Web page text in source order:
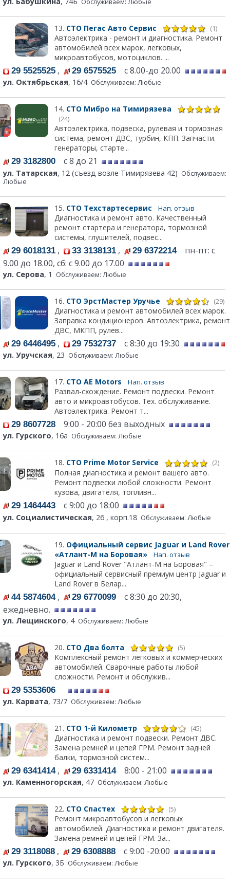
13. СТО Пегас Авто Сервис (1)
Автоэлектрика - ремонт и диагностика. Ремонт
автомобилей всех марок, легковых,
микроавтобусов, мотоциклов. ...
29 5525525 , 29 6575525 с 8.00-до 20.00
ул. Октябрьская, 16/4 Обслуживаем: Любые
14. СТО Мибро на Тимирязева
(24)
Автоэлектрика, подвеска, рулевая и тормозная
система, ремонт ДВС, турбин, КПП. Запчасти.
генераторы, старте...
29 3182800 с 8 до 21
ул. Татарская, 12 (съезд возле Тимирязева 42) Обслуживаем:
Любые
15. СТО Техстартесервис Нап. отзыв
Диагностика и ремонт авто. Качественный
ремонт стартера и генератора, тормозной
системы, глушителей, подвес...
29 6018131 , 33 3138131 , 29 6372214пн-пт: с
9.00 до 18.00, сб: с 9.00 до 17.00
ул. Серова, 1 Обслуживаем: Любые
16. СТО ЭрстМастер Уручье (29)
Диагностика и ремонт автомобилей всех марок.
Заправка кондиционеров. Автоэлектрика, ремонт
ДВС, МКПП, рулев...
29 6446495 , 29 7532737 с 8:30 до 19:30
ул. Уручская, 23 Обслуживаем: Любые
17. СТО АЕ Моtors Нап. отзыв
Развал-схождение. Ремонт подвески. Ремонт
авто и микроавтобусов. Тех. обслуживание.
Автоэлектрика. Ремонт т...
29 8607728 9:00 - 20:00 без выходных
ул. Гурского, 16а Обслуживаем: Любые
18. СТО Prime Motor Service (2)
Полная диагностика и ремонт вашего авто.
Ремонт подвески любой сложности. Ремонт
кузова, двигателя, топливн...
29 1464443 с 9:00 до 18:00
ул. Социалистическая, 26 , корп.18 Обслуживаем: Любые
19. Официальный сервис Jaguar и Land Rover
«Атлант-М на Боровая»
Нап. отзыв
Jaguar и Land Rover "Атлант-М на Боровая" –
официальный сервисный премиум центр Jaguar и
Land Rover в Белар...
44 5874604, 29 6770099 с 8:30 до 20:30,
ежедневно.
ул. Лещинского, 4 Обслуживаем: Любые
20. СТО Два болта (5)
Комплексный ремонт легковых и коммерческих
автомобилей. Сварочные работы любой
сложности. Ремонт и обслужив...
29 5353606
ул. Карвата, 73/7 Обслуживаем: Любые
21. СТО 1-й Километр (45)
Диагностика и ремонт подвески. Ремонт ДВС.
Замена ремней и цепей ГРМ. Ремонт задней
балки, тормозной систем...
29 6341414, 29 63314148:00 - 21:00
ул. Каменногорская, 47 Обслуживаем: Любые
22. СТО Спастех (5)
Ремонт микроавтобусов и легковых
автомобилей. Диагностика и ремонт двигателя.
Замена ремней и цепей ГРМ. За...
29 3118088 , 29 6308888 с 9:00 -20:00
ул. Гурского, 3Б Обслуживаем: Любые